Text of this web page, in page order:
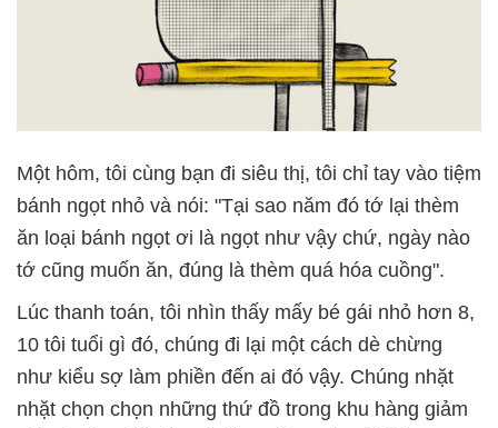
Một hôm, tôi cùng bạn đi siêu thị, tôi chỉ tay vào tiệm
bánh ngọt nhỏ và nói: "Tại sao năm đó tớ lại thèm
ăn loại bánh ngọt ơi là ngọt như vậy chứ, ngày nào
tớ cũng muốn ăn, đúng là thèm quá hóa cuồng".
Lúc thanh toán, tôi nhìn thấy mấy bé gái nhỏ hơn 8,
10 tôi tuổi gì đó, chúng đi lại một cách dè chừng
như kiểu sợ làm phiền đến ai đó vậy. Chúng nhặt
nhặt chọn chọn những thứ đồ trong khu hàng giảm